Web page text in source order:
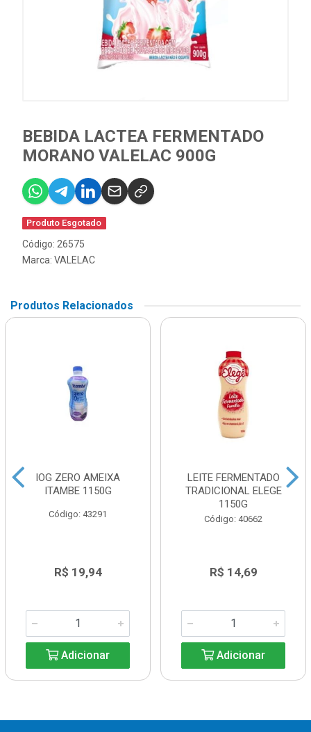
BEBIDA LACTEA FERMENTADO
MORANO VALELAC 900G
Produto Esgotado
Código: 26575
Marca: VALELAC
Produtos Relacionados
IOG ZERO AMEIXA
ITAMBE 1150G
Código: 43291
R$ 19,94
Adicionar
LEITE FERMENTADO
TRADICIONAL ELEGE
1150G
Código: 40662
R$ 14,69
Adicionar